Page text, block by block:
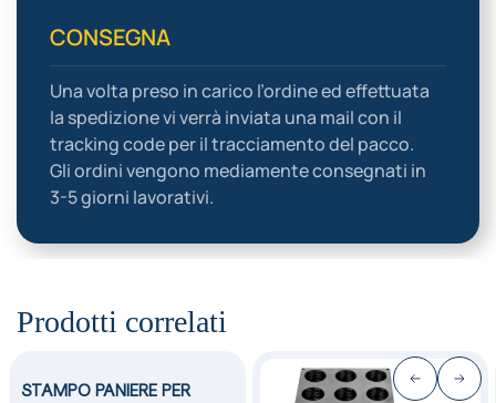
CONSEGNA
Una volta preso in carico l’ordine ed effettuata
la spedizione vi verrà inviata una mail con il
tracking code per il tracciamento del pacco.
Gli ordini vengono mediamente consegnati in
3-5 giorni lavorativi.
Prodotti correlati
STAMPO PANIERE PER